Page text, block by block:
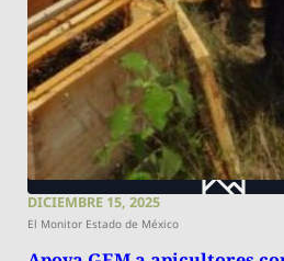
DICIEMBRE 15, 2025
El Monitor Estado de México